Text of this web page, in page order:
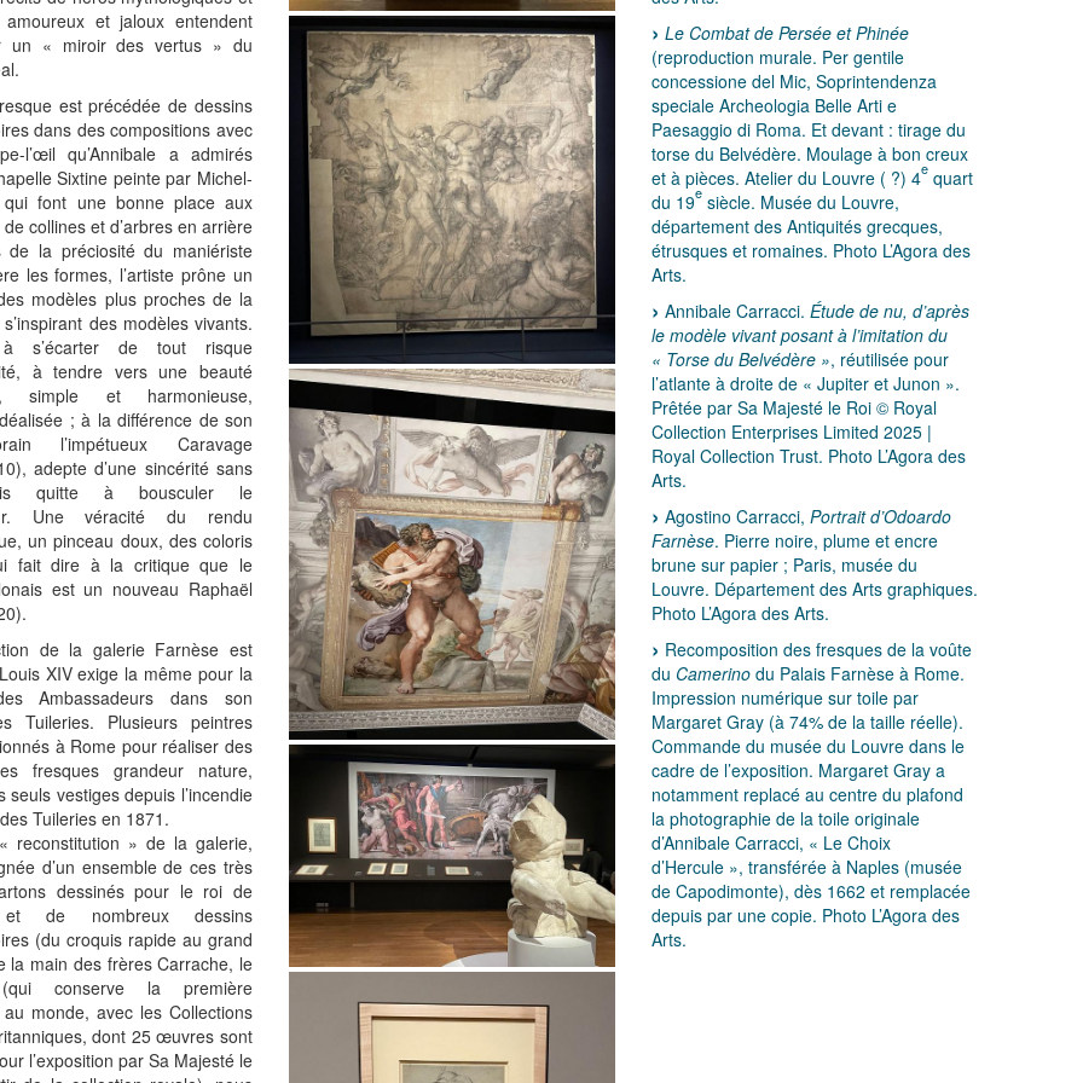
et jaloux entendent
un « miroir des vertus » du
est précédée de dessins
dans des compositions avec
l’œil qu’Annibale a admirés
Sixtine peinte par Michel-
font une bonne place aux
collines et d’arbres en arrière
de la préciosité du maniériste
les formes, l’artiste prône un
modèles plus proches de la
des modèles vivants.
s’écarter de tout risque
à tendre vers une beauté
simple et harmonieuse,
; à la différence de son
l’impétueux Caravage
adepte d’une sincérité sans
quitte à bousculer le
Une véracité du rendu
un pinceau doux, des coloris
fait dire à la critique que le
est un nouveau Raphaël
de la galerie Farnèse est
XIV exige la même pour la
Ambassadeurs dans son
Tuileries. Plusieurs peintres
à Rome pour réaliser des
fresques grandeur nature,
seuls vestiges depuis l’incendie
Tuileries en 1871.
reconstitution » de la galerie,
d’un ensemble de ces très
dessinés pour le roi de
de nombreux dessins
(du croquis rapide au grand
la main des frères Carrache, le
conserve la première
au monde, avec les Collections
dont 25 œuvres sont
l’exposition par Sa Majesté le
Le Combat de Persée et Phinée
(reproduction murale. Per gentile
concessione del Mic, Soprintendenza
speciale Archeologia Belle Arti e
Paesaggio di Roma. Et devant : tirage du
torse du Belvédère. Moulage à bon creux
et à pièces. Atelier du Louvre ( ?) 4equart
du 19esiècle. Musée du Louvre,
département des Antiquités grecques,
étrusques et romaines. Photo L’Agora des
Arts.
Annibale Carracci. Étude de nu, d’après
le modèle vivant posant à l’imitation du
« Torse du Belvédère », réutilisée pour
l’atlante à droite de « Jupiter et Junon ».
Prêtée par Sa Majesté le Roi © Royal
Collection Enterprises Limited 2025 |
Royal Collection Trust. Photo L’Agora des
Arts.
Agostino Carracci, Portrait d’Odoardo
Farnèse. Pierre noire, plume et encre
brune sur papier ; Paris, musée du
Louvre. Département des Arts graphiques.
Photo L’Agora des Arts.
Recomposition des fresques de la voûte
du Camerinodu Palais Farnèse à Rome.
Impression numérique sur toile par
Margaret Gray (à 74% de la taille réelle).
Commande du musée du Louvre dans le
cadre de l’exposition. Margaret Gray a
notamment replacé au centre du plafond
la photographie de la toile originale
d’Annibale Carracci, « Le Choix
d’Hercule », transférée à Naples (musée
de Capodimonte), dès 1662 et remplacée
depuis par une copie. Photo L’Agora des
Arts.